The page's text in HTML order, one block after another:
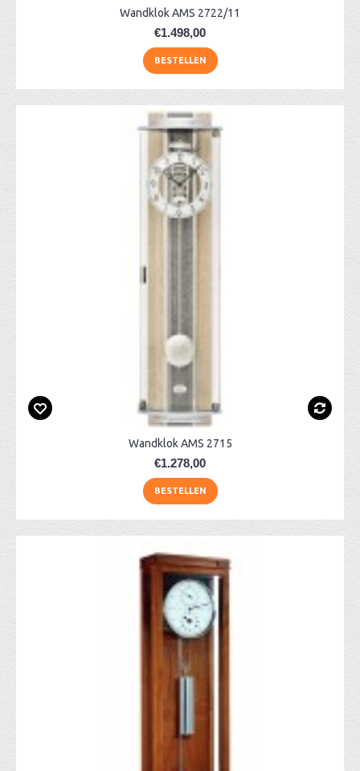
Wandklok AMS 2722/11
€1.498,00
BESTELLEN
Wandklok AMS 2715
€1.278,00
BESTELLEN